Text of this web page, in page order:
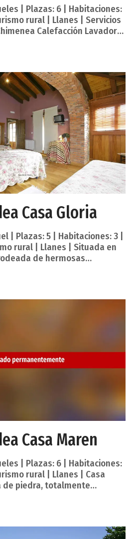
| Plazas: 6 | Habitaciones:
rural | Llanes | Servicios
Calefacción Lavadora
etnografía, folclore,
y montañas que miran a los
tradicional y de
de indianos y cineastas
más. Así es Llanes. «Con
Casa Gloria
| Plazas: 5 | Habitaciones: 3 |
rural | Llanes | Situada en
de hermosas
Calefacción Lavadora
Casa Maren
| Plazas: 6 | Habitaciones:
rural | Llanes | Casa
de piedra, totalmente
que lo convierte en uno